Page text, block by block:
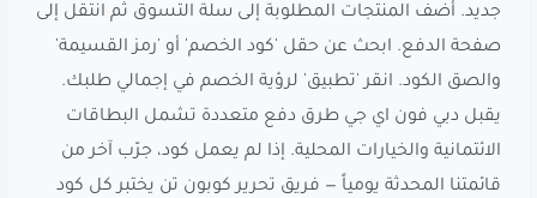
جديد. أضف المنتجات المطلوبة إلى سلة التسوق ثم انتقل إلى
صفحة الدفع. ابحث عن حقل 'كود الخصم' أو 'رمز القسيمة'
والصق الكود. انقر 'تطبيق' لرؤية الخصم في إجمالي طلبك.
يقبل دبي فون اي جي طرق دفع متعددة تشمل البطاقات
الائتمانية والخيارات المحلية. إذا لم يعمل كود، جرّب آخر من
قائمتنا المحدثة يومياً — فريق تحرير كوبون تن يختبر كل كود